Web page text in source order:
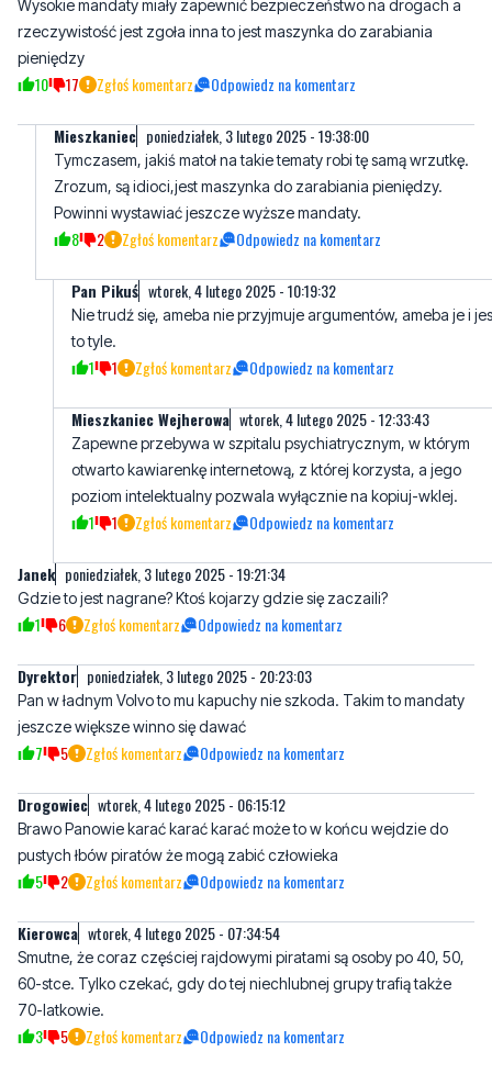
Wysokie mandaty miały zapewnić bezpieczeństwo na drogach a
rzeczywistość jest zgoła inna to jest maszynka do zarabiania
pieniędzy
10 17 Zgłoś komentarz Odpowiedz na komentarz
Mieszkaniec poniedziałek, 3 lutego 2025 - 19:38:00
Tymczasem, jakiś matoł na takie tematy robi tę samą wrzutkę.
Zrozum, są idioci,jest maszynka do zarabiania pieniędzy.
Powinni wystawiać jeszcze wyższe mandaty.
8 2 Zgłoś komentarz Odpowiedz na komentarz
Pan Pikuś wtorek, 4 lutego 2025 - 10:19:32
Nie trudź się, ameba nie przyjmuje argumentów, ameba je i
to tyle.
1 1 Zgłoś komentarz Odpowiedz na komentarz
Mieszkaniec Wejherowa wtorek, 4 lutego 2025 - 12:33:43
Zapewne przebywa w szpitalu psychiatrycznym, w którym
otwarto kawiarenkę internetową, z której korzysta, a jego
poziom intelektualny pozwala wyłącznie na kopiuj-wklej.
1 1 Zgłoś komentarz Odpowiedz na komentarz
Janek poniedziałek, 3 lutego 2025 - 19:21:34
Gdzie to jest nagrane? Ktoś kojarzy gdzie się zaczaili?
1 6 Zgłoś komentarz Odpowiedz na komentarz
Dyrektor poniedziałek, 3 lutego 2025 - 20:23:03
Pan w ładnym Volvo to mu kapuchy nie szkoda. Takim to mandaty
jeszcze większe winno się dawać
7 5 Zgłoś komentarz Odpowiedz na komentarz
Drogowiec wtorek, 4 lutego 2025 - 06:15:12
Brawo Panowie karać karać karać może to w końcu wejdzie do
pustych łbów piratów że mogą zabić człowieka
5 2 Zgłoś komentarz Odpowiedz na komentarz
Kierowca wtorek, 4 lutego 2025 - 07:34:54
Smutne, że coraz częściej rajdowymi piratami są osoby po 40, 50,
60-stce. Tylko czekać, gdy do tej niechlubnej grupy trafią także
70-latkowie.
3 5 Zgłoś komentarz Odpowiedz na komentarz